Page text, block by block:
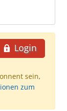
Login
sein,
zum